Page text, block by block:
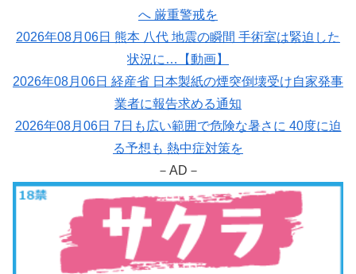
へ 厳重警戒を
2026年08月06日 熊本 八代 地震の瞬間 手術室は緊迫した
状況に…【動画】
2026年08月06日 経産省 日本製紙の煙突倒壊受け自家発事
業者に報告求める通知
2026年08月06日 7日も広い範囲で危険な暑さに 40度に迫
る予想も 熱中症対策を
－AD－